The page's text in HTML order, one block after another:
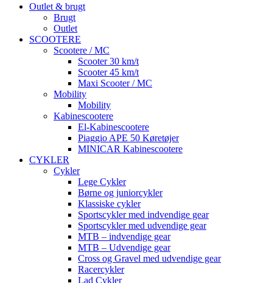
Outlet & brugt
Brugt
Outlet
SCOOTERE
Scootere / MC
Scooter 30 km/t
Scooter 45 km/t
Maxi Scooter / MC
Mobility
Mobility
Kabinescootere
El-Kabinescootere
Piaggio APE 50 Køretøjer
MINICAR Kabinescootere
CYKLER
Cykler
Lege Cykler
Børne og juniorcykler
Klassiske cykler
Sportscykler med indvendige gear
Sportscykler med udvendige gear
MTB – indvendige gear
MTB – Udvendige gear
Cross og Gravel med udvendige gear
Racercykler
Lad Cykler